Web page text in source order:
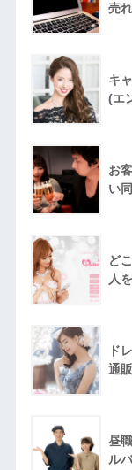
売
キ
(エ
お
い
ど
人
ド
通
昼
ル